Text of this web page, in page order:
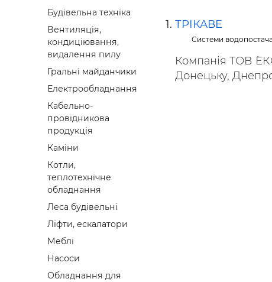
Будівельна техніка
Вентиляція,
кондиціювання,
видалення пилу
Гральні майданчики
Електрообладнання
Кабельно-
провідникова
продукція
Каміни
Котли,
теплотехнічне
обладнання
Леса будівельні
Ліфти, ескалатори
Меблі
Насоси
Обладнання для
ТРІКАВЕ
Системи
Компанія ТОВ
Донецьку,